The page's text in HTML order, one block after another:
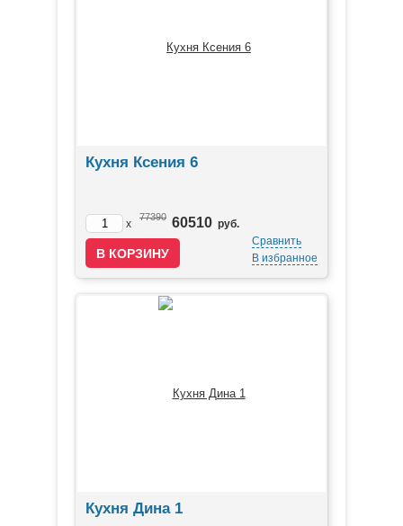
Кухня Ксения 6
x
77390 60510 руб.
Сравнить
В избранное
Кухня Дина 1